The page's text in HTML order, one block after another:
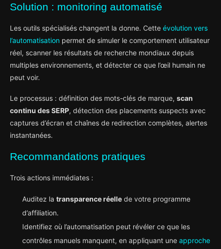
Solution : monitoring automatisé
Les outils spécialisés changent la donne. Cette évolution vers
l’automatisation permet de simuler le comportement utilisateur
réel, scanner les résultats de recherche mondiaux depuis
multiples environnements, et détecter ce que l’œil humain ne
peut voir.
Le processus : définition des mots-clés de marque, scan
continu des SERP, détection des placements suspects avec
captures d’écran et chaînes de redirection complètes, alertes
instantanées.
Recommandations pratiques
Trois actions immédiates :
Auditez la transparence réelle de votre programme
d’affiliation.
Identifiez où l’automatisation peut révéler ce que les
contrôles manuels manquent, en appliquant une approche